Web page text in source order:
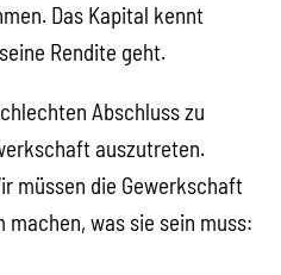
Das Kapital kennt
Rendite geht.
Abschluss zu
auszutreten.
müssen die Gewerkschaft
was sie sein muss: